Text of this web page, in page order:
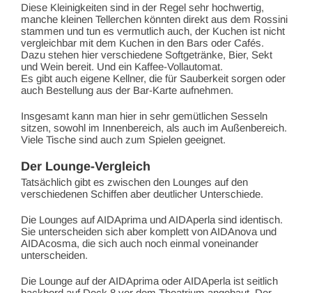
Diese Kleinigkeiten sind in der Regel sehr hochwertig,
manche kleinen Tellerchen könnten direkt aus dem Rossini
stammen und tun es vermutlich auch, der Kuchen ist nicht
vergleichbar mit dem Kuchen in den Bars oder Cafés.
Dazu stehen hier verschiedene Softgetränke, Bier, Sekt
und Wein bereit. Und ein Kaffee-Vollautomat.
Es gibt auch eigene Kellner, die für Sauberkeit sorgen oder
auch Bestellung aus der Bar-Karte aufnehmen.
Insgesamt kann man hier in sehr gemütlichen Sesseln
sitzen, sowohl im Innenbereich, als auch im Außenbereich.
Viele Tische sind auch zum Spielen geeignet.
Der Lounge-Vergleich
Tatsächlich gibt es zwischen den Lounges auf den
verschiedenen Schiffen aber deutlicher Unterschiede.
Die Lounges auf AIDAprima und AIDAperla sind identisch.
Sie unterscheiden sich aber komplett von AIDAnova und
AIDAcosma, die sich auch noch einmal voneinander
unterscheiden.
Die Lounge auf der AIDAprima oder AIDAperla ist seitlich